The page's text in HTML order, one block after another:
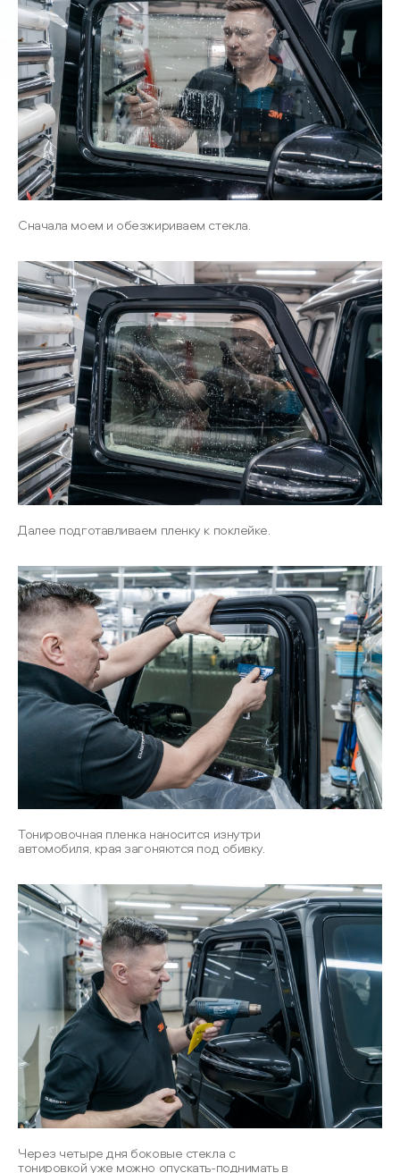
Сначала моем и обезжириваем стекла.
Далее подготавливаем пленку к поклейке.
Тонировочная пленка наносится изнутри
автомобиля, края загоняются под обивку.
Через четыре дня боковые стекла с
тонировкой уже можно опускать-поднимать в